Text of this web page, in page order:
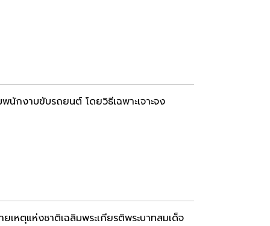
นักงาบขับรถยนต์ โดยวิธีเฉพาะเจาะจง
เหตุแห่งชาติเฉลิมพระเกียรติพระบาทสมเด็จ